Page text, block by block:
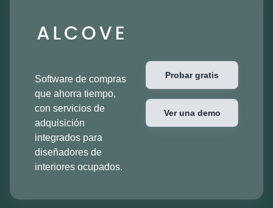
Software de compras
que ahorra tiempo,
con servicios de
adquisición
integrados para
diseñadores de
interiores ocupados.
Probar gratis
Ver una demo